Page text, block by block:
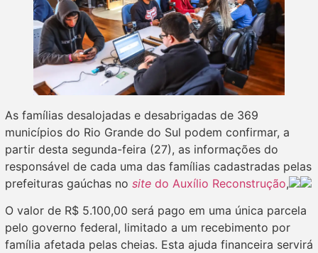
As famílias desalojadas e desabrigadas de 369
municípios do Rio Grande do Sul podem confirmar, a
partir desta segunda-feira (27), as informações do
responsável de cada uma das famílias cadastradas pelas
prefeituras gaúchas no site do Auxílio Reconstrução,
O valor de R$ 5.100,00 será pago em uma única parcela
pelo governo federal, limitado a um recebimento por
família afetada pelas cheias. Esta ajuda financeira servirá